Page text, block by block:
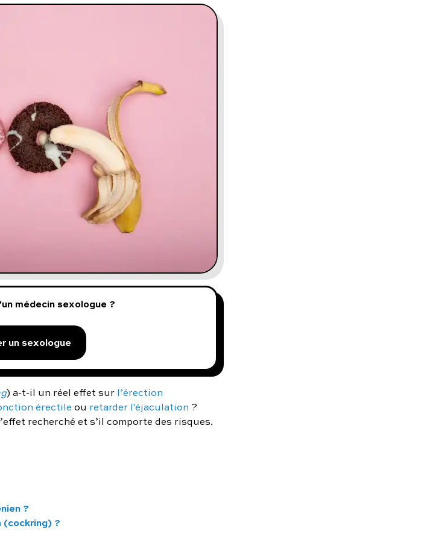
contact@charles.co
médecin sexologue ?
un sexologue
) a-t-il un réel effet sur l’érection
érectile ou retarder l'éjaculation ?
recherché et s’il comporte des risques.
?
(cockring) ?